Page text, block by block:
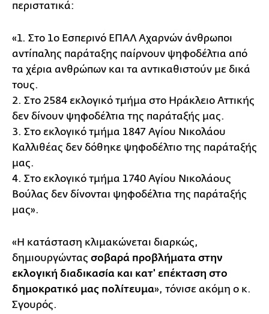
περιστατικά:
«1. Στο 1ο Εσπερινό ΕΠΑΛ Αχαρνών άνθρωποι
αντίπαλης παράταξης παίρνουν ψηφοδέλτια από
τα χέρια ανθρώπων και τα αντικαθιστούν με δικά
τους.
2. Στο 2584 εκλογικό τμήμα στο Ηράκλειο Αττικής
δεν δίνουν ψηφοδέλτια της παράταξής μας.
3. Στο εκλογικό τμήμα 1847 Αγίου Νικολάου
Καλλιθέας δεν δόθηκε ψηφοδέλτιο της παράταξής
μας.
4. Στο εκλογικό τμήμα 1740 Αγίου Νικολάους
Βούλας δεν δίνονται ψηφοδέλτια της παράταξής
μας».
«Η κατάσταση κλιμακώνεται διαρκώς,
δημιουργώντας σοβαρά προβλήματα στην
εκλογική διαδικασία και κατ' επέκταση στο
δημοκρατικό μας πολίτευμα», τόνισε ακόμη ο κ.
Σγουρός.